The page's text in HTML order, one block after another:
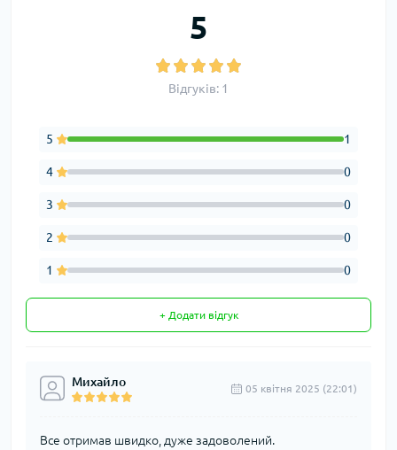
5
Відгуків: 1
5 1
4 0
3 0
2 0
1 0
+ Додати відгук
Михайло 05 квітня 2025 (22:01)
Все отримав швидко, дуже задоволений.